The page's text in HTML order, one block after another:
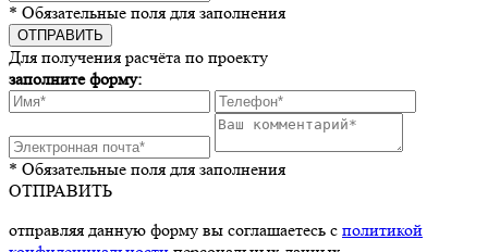
* Обязательные поля для заполнения
Для получения расчёта по проекту
заполните форму:
* Обязательные поля для заполнения
ОТПРАВИТЬ
отправляя данную форму вы соглашаетесь с политикой